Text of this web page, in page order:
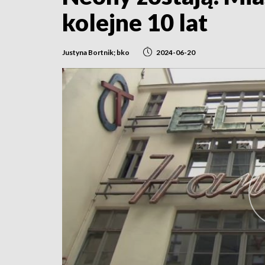
kolejne 10 lat
Justyna Bortnik; bko 2024-06-20